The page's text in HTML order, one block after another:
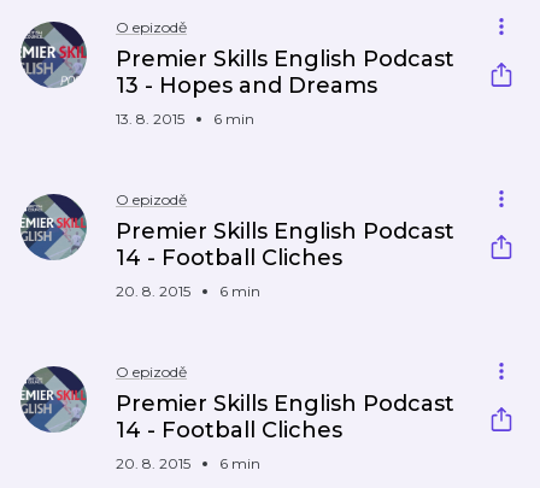
O epizodě
Premier Skills English Podcast
13 - Hopes and Dreams
13. 8. 2015 6 min
O epizodě
Premier Skills English Podcast
14 - Football Cliches
20. 8. 2015 6 min
O epizodě
Premier Skills English Podcast
14 - Football Cliches
20. 8. 2015 6 min